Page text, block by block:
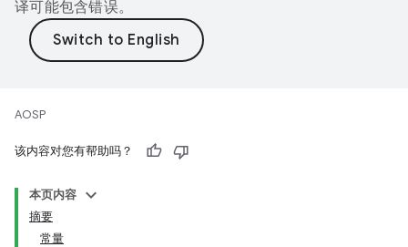
译可能包含错误。
AOSP
该内容对您有帮助吗？
本页内容
摘要
常量